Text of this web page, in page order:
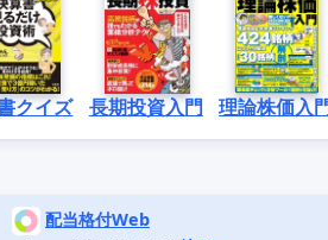
クイズ 長期投資入門 理論株価入
配当格付Web